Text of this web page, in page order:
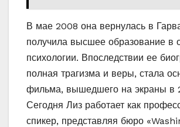
В мае 2008 она вернулась в
получила высшее образование в
психологии. Впоследствии ее
полная трагизма и веры, стала
фильма, вышедшего на экраны в
Сегодня Лиз работает как
спикер, представляя бюро